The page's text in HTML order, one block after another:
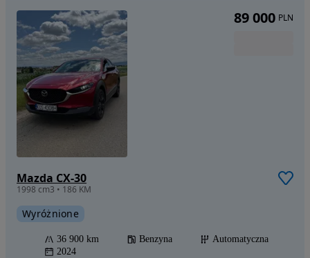
Mazda CX-30
1998 cm3 • 186 KM
Wyróżnione
36 900 km Benzyna
Automatyczna
2024
89 000 PLN